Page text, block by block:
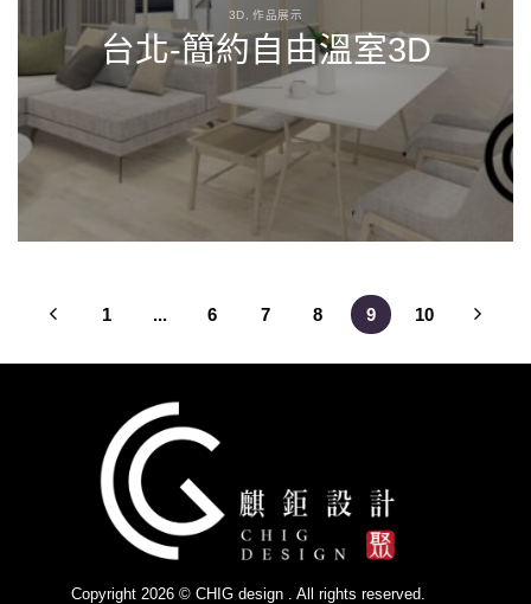
3D, 作品展示
台北-簡約自由溫室3D
1 ... 6 7 8 9 10
Copyright 2026 © CHIG design . All rights reserved.